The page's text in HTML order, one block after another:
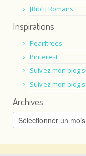
[Bibli] Romans
Inspirations
Pearltrees
Pinterest
Suivez mon blog
Suivez mon blog
Archives
Archives